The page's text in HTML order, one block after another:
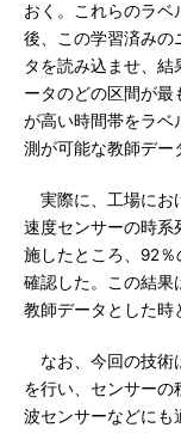
おく。これらのラベ
後、この学習済みの
タを読み込ませ、
ータのどの区間が
が高い時間帯をラベ
測が可能な教師デー
実際に、工場にお
速度センサーの時系
施したところ、92
確認した。この結果
教師データとした時
なお、今回の技術
を行い、センサーの
波センサーなどにも